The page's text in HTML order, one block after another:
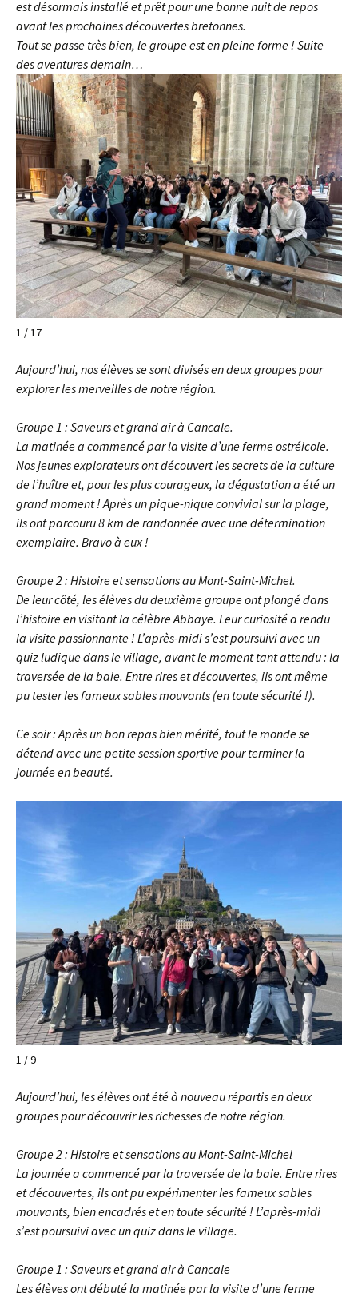
est désormais installé et prêt pour une bonne nuit de repos
avant les prochaines découvertes bretonnes.
Tout se passe très bien, le groupe est en pleine forme ! Suite
des aventures demain…
1 / 17
Aujourd’hui, nos élèves se sont divisés en deux groupes pour
explorer les merveilles de notre région.
Groupe 1 : Saveurs et grand air à Cancale.
La matinée a commencé par la visite d’une ferme ostréicole.
Nos jeunes explorateurs ont découvert les secrets de la culture
de l’huître et, pour les plus courageux, la dégustation a été un
grand moment ! Après un pique-nique convivial sur la plage,
ils ont parcouru 8 km de randonnée avec une détermination
exemplaire. Bravo à eux !
Groupe 2 : Histoire et sensations au Mont-Saint-Michel.
De leur côté, les élèves du deuxième groupe ont plongé dans
l’histoire en visitant la célèbre Abbaye. Leur curiosité a rendu
la visite passionnante ! L’après-midi s’est poursuivi avec un
quiz ludique dans le village, avant le moment tant attendu : la
traversée de la baie. Entre rires et découvertes, ils ont même
pu tester les fameux sables mouvants (en toute sécurité !).
Ce soir : Après un bon repas bien mérité, tout le monde se
détend avec une petite session sportive pour terminer la
journée en beauté.
1 / 9
Aujourd’hui, les élèves ont été à nouveau répartis en deux
groupes pour découvrir les richesses de notre région.
Groupe 2 : Histoire et sensations au Mont-Saint-Michel
La journée a commencé par la traversée de la baie. Entre rires
et découvertes, ils ont pu expérimenter les fameux sables
mouvants, bien encadrés et en toute sécurité ! L’après-midi
s’est poursuivi avec un quiz dans le village.
Groupe 1 : Saveurs et grand air à Cancale
Les élèves ont débuté la matinée par la visite d’une ferme